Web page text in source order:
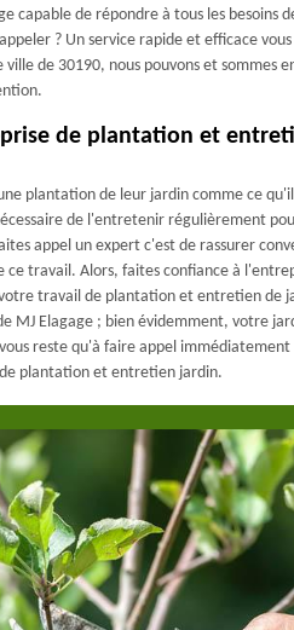
capable de répondre à tous les besoins
? Un service rapide et efficace
ville de 30190, nous pouvons et sommes
de plantation et
plantation de leur jardin comme ce
de l'entretenir régulièrement
appel un expert c'est de rassurer
ce travail. Alors, faites confiance à
travail de plantation et entretien de
MJ Elagage ; bien évidemment, votre
reste qu'à faire appel immédiatement
plantation et entretien jardin.